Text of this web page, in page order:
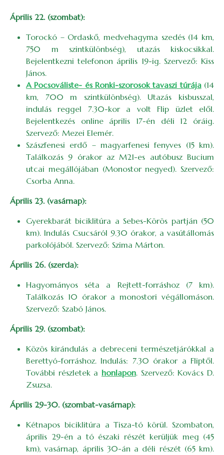
Április 22. (szombat):
Torockó – Ordaskő, medvehagyma szedés (14 km,
750 m szintkülönbség), utazás kiskocsikkal.
Bejelentkezni telefonon április 19-ig. Szervező: Kiss
János.
A Pocsováliste- és Ronki-szorosok tavaszi túrája(14
km, 700 m szintkülönbség). Utazás kisbusszal,
indulás reggel 7.30-kor a volt Flip üzlet elől.
Bejelentkezés online április 17-én déli 12 óráig.
Szervező: Mezei Elemér.
Szászfenesi erdő – magyarfenesi fenyves (15 km).
Találkozás 9 órakor az M21-es autóbusz Bucium
utcai megállójában (Monostor negyed). Szervező:
Csorba Anna.
Április 23. (vasárnap):
Gyerekbarát biciklitúra a Sebes-Körös partján (50
km). Indulás Csucsáról 9.30 órakor, a vasútállomás
parkolójából. Szervező: Szima Márton.
Április 26. (szerda):
Hagyományos séta a Rejtett-forráshoz (7 km).
Találkozás 10 órakor a monostori végállomáson.
Szervező: Szabó János.
Április 29. (szombat):
Közös kirándulás a debreceni természetjárókkal a
Berettyó-forráshoz. Indulás: 7.30 órakor a Fliptől.
További részletek a honlapon. Szervező: Kovács D.
Zsuzsa.
Április 29-30. (szombat-vasárnap):
Kétnapos biciklitúra a Tisza-tó körül. Szombaton,
április 29-én a tó északi részét kerüljük meg (45
km), vasárnap, április 30-án a déli részét (65 km).